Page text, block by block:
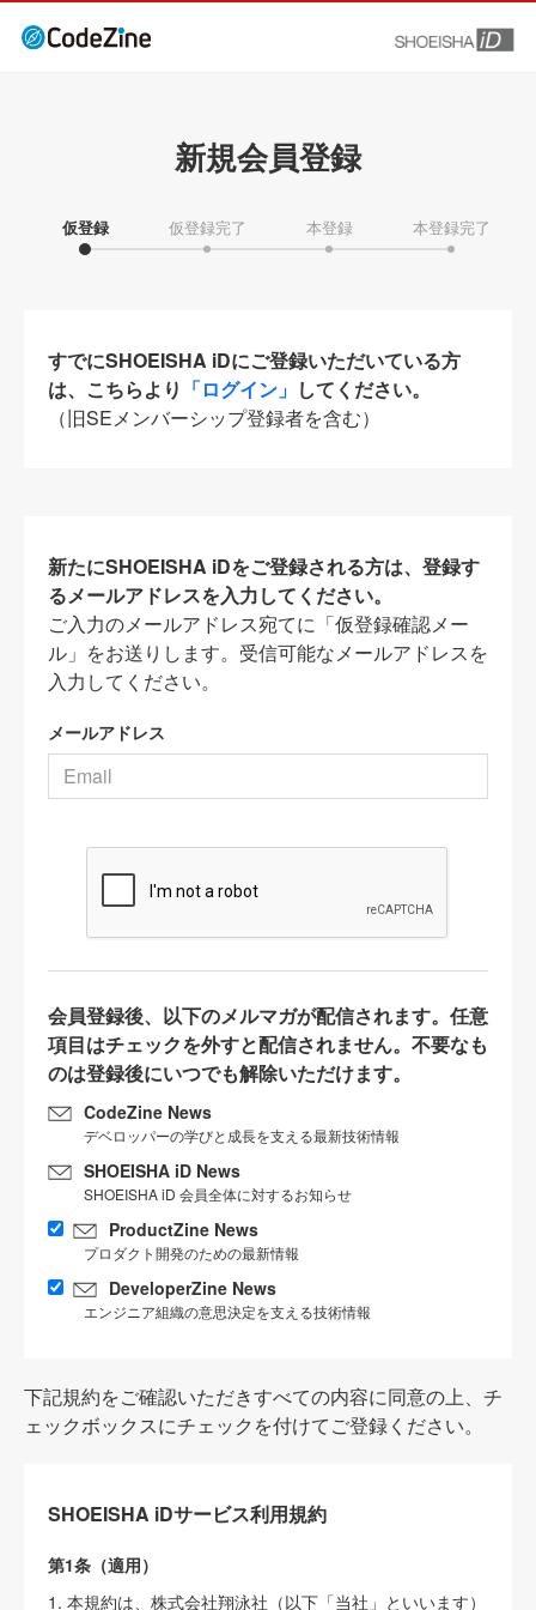
新規会員登録
仮登録 仮登録完了 本登録 本登録完了
すでにSHOEISHA iDにご登録いただいている方
は、こちらより 「ログイン」 してください。
（旧SEメンバーシップ登録者を含む）
新たにSHOEISHA iDをご登録される方は、登録す
るメールアドレスを入力してください。
ご入力のメールアドレス宛てに「仮登録確認メー
ル」をお送りします。受信可能なメールアドレスを
入力してください。
メールアドレス
会員登録後、以下のメルマガが配信されます。任意
項目はチェックを外すと配信されません。不要なも
のは登録後にいつでも解除いただけます。
CodeZine News
デベロッパーの学びと成長を支える最新技術情報
SHOEISHA iD News
SHOEISHA iD 会員全体に対するお知らせ
ProductZine News
プロダクト開発のための最新情報
DeveloperZine News
エンジニア組織の意思決定を支える技術情報
下記規約をご確認いただきすべての内容に同意の上、チ
ェックボックスにチェックを付けてご登録ください。
SHOEISHA iDサービス利用規約
第1条（適用）
1. 本規約は、株式会社翔泳社（以下「当社」といいます）